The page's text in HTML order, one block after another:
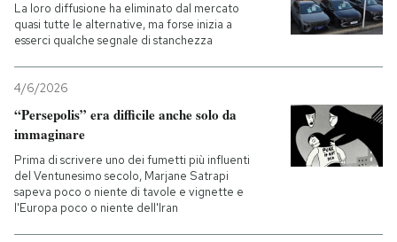
La loro diffusione ha eliminato dal mercato
quasi tutte le alternative, ma forse inizia a
esserci qualche segnale di stanchezza
4/6/2026
“Persepolis” era difficile anche solo da
immaginare
Prima di scrivere uno dei fumetti più influenti
del Ventunesimo secolo, Marjane Satrapi
sapeva poco o niente di tavole e vignette e
l'Europa poco o niente dell'Iran